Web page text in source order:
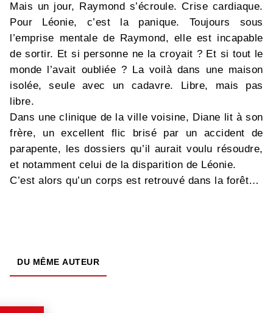
Mais un jour, Raymond s’écroule. Crise cardiaque.
Pour Léonie, c’est la panique. Toujours sous
l’emprise mentale de Raymond, elle est incapable
de sortir. Et si personne ne la croyait ? Et si tout le
monde l’avait oubliée ? La voilà dans une maison
isolée, seule avec un cadavre. Libre, mais pas
libre.
Dans une clinique de la ville voisine, Diane lit à son
frère, un excellent flic brisé par un accident de
parapente, les dossiers qu’il aurait voulu résoudre,
et notamment celui de la disparition de Léonie.
C’est alors qu’un corps est retrouvé dans la forêt…
DU MÊME AUTEUR